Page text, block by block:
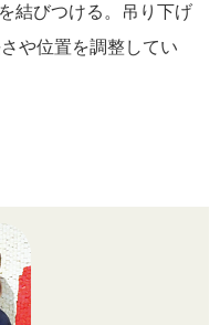
結びつける。吊り下げ
や位置を調整してい